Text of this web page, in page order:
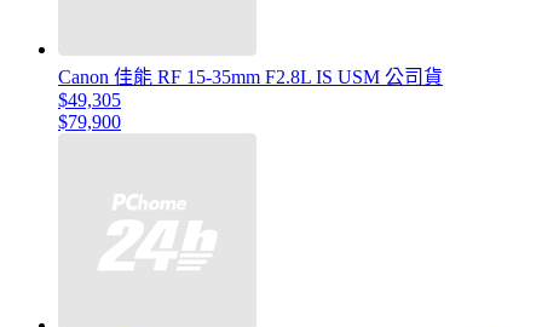
Canon 佳能 RF 15-35mm F2.8L IS USM 公司貨
$49,305
$79,900